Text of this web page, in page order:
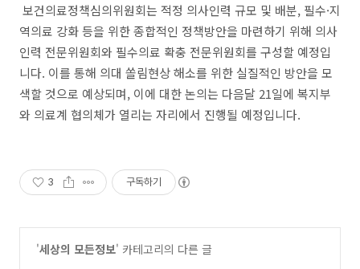
보건의료정책심의위원회는 적정 의사인력 규모 및 배분, 필수·지
역의료 강화 등을 위한 종합적인 정책방안을 마련하기 위해 의사
인력 전문위원회와 필수의료 확충 전문위원회를 구성할 예정입
니다. 이를 통해 의대 쏠림현상 해소를 위한 실질적인 방안을 모
색할 것으로 예상되며, 이에 대한 논의는 다음달 21일에 복지부
와 의료계 협의체가 열리는 자리에서 진행될 예정입니다.
3 구독하기
'세상의 모든정보' 카테고리의 다른 글